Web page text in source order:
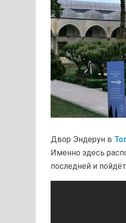
Двор Эндерун в
Именно здесь
последней и